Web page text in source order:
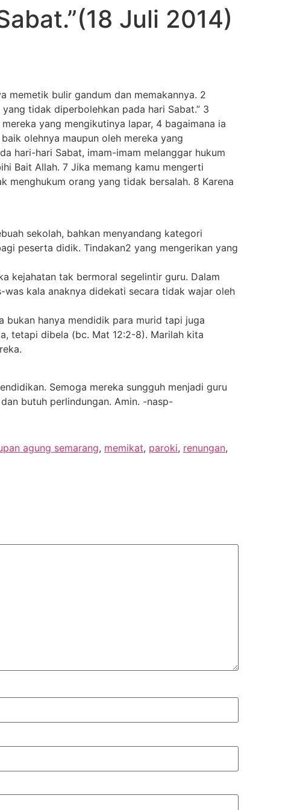
Juli 2014)
memetik bulir gandum dan memakannya. 2
tidak diperbolehkan pada hari Sabat.” 3
yang mengikutinya lapar, 4 bagaimana ia
olehnya maupun oleh mereka yang
hari-hari Sabat, imam-imam melanggar hukum
Bait Allah. 7 Jika memang kamu mengerti
menghukum orang yang tidak bersalah. 8 Karena
sekolah, bahkan menyandang kategori
peserta didik. Tindakan2 yang mengerikan yang
kejahatan tak bermoral segelintir guru. Dalam
kala anaknya didekati secara tidak wajar oleh
bukan hanya mendidik para murid tapi juga
tetapi dibela (bc. Mat 12:2-8). Marilah kita
Semoga mereka sungguh menjadi guru
butuh perlindungan. Amin. -nasp-
agung semarang, memikat, paroki, renungan,